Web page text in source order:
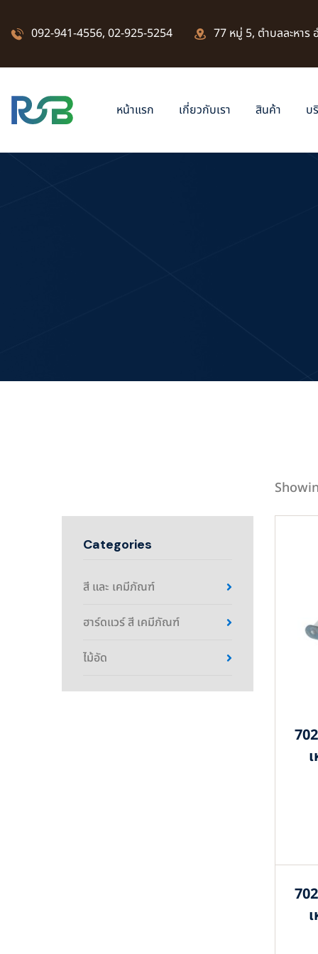
092-941-4556, 02-925-5254 77 หมู่ 5, ตำบลละหาร
หน้าแรก เกี่ยวกับเรา สินค้า บ
Categories
สี และ เคมีภัณฑ์
ฮาร์ดแวร์ สี เคมีภัณฑ์
ไม้อัด